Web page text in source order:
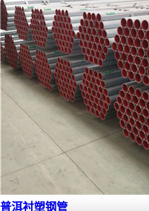
普洱衬塑钢管